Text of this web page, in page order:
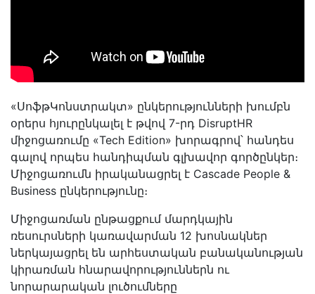
«ՍոֆթԿոնստրակտ» ընկերությունների խումբն
օրերս հյուրընկալել է թվով 7-րդ DisruptHR
միջոցառումը «Tech Edition» խորագրով՝ հանդես
գալով որպես հանդիպման գլխավոր գործընկեր։
Միջոցառումն իրականացրել է Cascade People &
Business ընկերությունը։
Միջոցառման ընթացքում մարդկային
ռեսուրսների կառավարման 12 խոսնակներ
ներկայացրել են արհեստական բանականության
կիրառման հնարավորություններն ու
նորարարական լուծումները